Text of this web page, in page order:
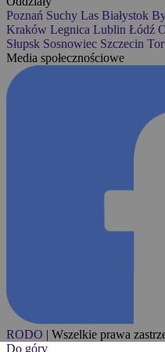
Poznań Suchy Las Białystok
Kraków Legnica Lublin Łódź
Słupsk Sosnowiec Szczecin
Media społecznościowe
RODO | Wszelkie prawa
Do góry